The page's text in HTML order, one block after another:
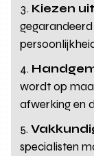
Kiezen
wordt op
afwerking en
specialisten